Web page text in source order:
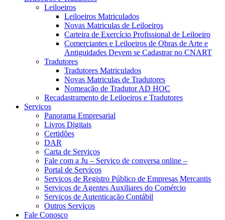
Leiloeiros
Leiloeiros Matriculados
Novas Matriculas de Leiloeiros
Carteira de Exercício Profissional de Leiloeiro
Comerciantes e Leiloeiros de Obras de Arte e
Antiguidades Devem se Cadastrar no CNART
Tradutores
Tradutores Matriculados
Novas Matriculas de Tradutores
Nomeação de Tradutor AD HOC
Recadastramento de Leiloeiros e Tradutores
Serviços
Panorama Empresarial
Livros Digitais
Certidões
DAR
Carta de Serviços
Fale com a Ju – Serviço de conversa online –
Portal de Serviços
Serviços de Registro Público de Empresas Mercantis
Serviços de Agentes Auxiliares do Comércio
Serviços de Autenticação Contábil
Outros Serviços
Fale Conosco